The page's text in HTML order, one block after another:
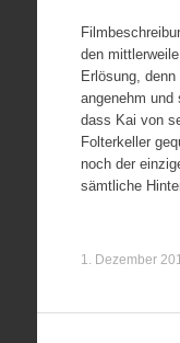
den
Erlösung,
angenehm und
dass Kai von
Folterkeller
noch der
sämtliche
1. Dezember